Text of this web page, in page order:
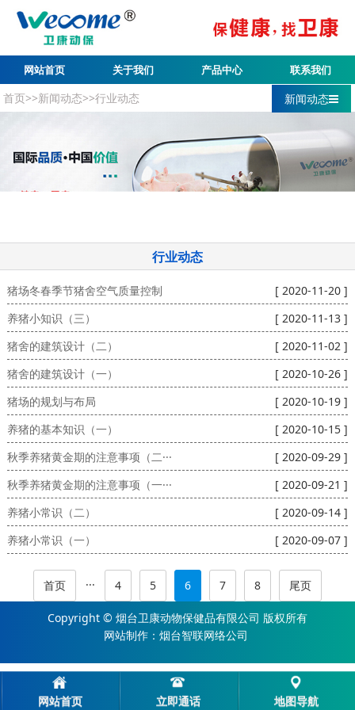
网站首页 关于我们 产品中心 联系我们
新闻动态
首页>>新闻动态>>行业动态
行业动态
猪场冬春季节猪舍空气质量控制
[ 2020-11-20 ]
养猪小知识（三）
[ 2020-11-13 ]
猪舍的建筑设计（二）
[ 2020-11-02 ]
猪舍的建筑设计（一）
[ 2020-10-26 ]
猪场的规划与布局
[ 2020-10-19 ]
养猪的基本知识（一）
[ 2020-10-15 ]
秋季养猪黄金期的注意事项（二···
[ 2020-09-29 ]
秋季养猪黄金期的注意事项（一···
[ 2020-09-21 ]
养猪小常识（二）
[ 2020-09-14 ]
养猪小常识（一）
[ 2020-09-07 ]
首页 ··· 4 5 6 7 8 尾页
Copyright © 烟台卫康动物保健品有限公司 版权所有
网站制作 ： 烟台智联网络公司
网站首页 立即通话 地图导航